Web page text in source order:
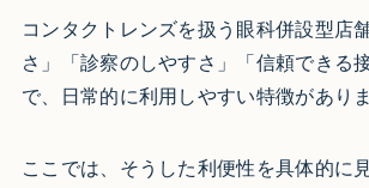
コンタクトレンズを扱う眼科併設型店
さ」「診察のしやすさ」「信頼できる
で、日常的に利用しやすい特徴がありま
ここでは、そうした利便性を具体的に